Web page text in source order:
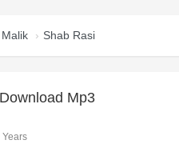
Shab Rasi
Mp3
Years